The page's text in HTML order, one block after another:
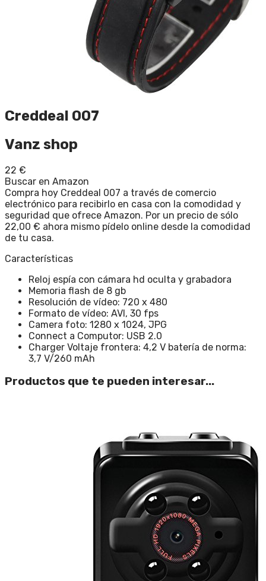
Creddeal 007
Vanz shop
22 €
Buscar en Amazon
Compra hoy Creddeal 007 a través de comercio
electrónico para recibirlo en casa con la comodidad y
seguridad que ofrece Amazon. Por un precio de sólo
22,00 € ahora mismo pídelo online desde la comodidad
de tu casa.
Características
Reloj espía con cámara hd oculta y grabadora
Memoria flash de 8 gb
Resolución de vídeo: 720 x 480
Formato de vídeo: AVI, 30 fps
Camera foto: 1280 x 1024, JPG
Connect a Computor: USB 2.0
Charger Voltaje frontera: 4,2 V batería de norma:
3,7 V/260 mAh
Productos que te pueden interesar...